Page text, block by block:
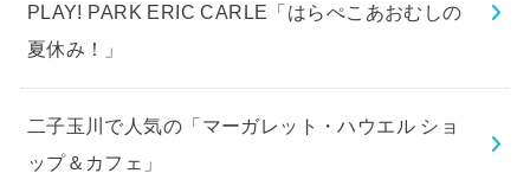
PLAY! PARK ERIC CARLE「はらぺこあおむしの
夏休み！」
二子玉川で人気の「マーガレット・ハウエル ショ
ップ＆カフェ」